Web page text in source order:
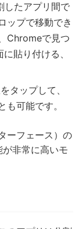
したアプリ間で
ップで移動でき
Chromeで見つ
貼り付ける、
タップして、
可能です。
ーフェース）の
非常に高いモ